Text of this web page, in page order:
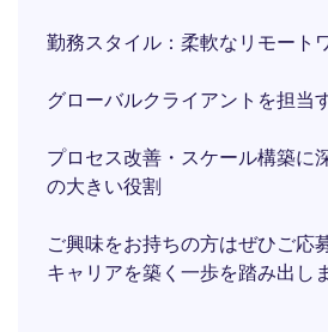
勤務スタイル：柔軟なリモート
グローバルクライアントを担当
プロセス改善・スケール構築に
の大きい役割
ご興味をお持ちの方はぜひご応
キャリアを築く一歩を踏み出し